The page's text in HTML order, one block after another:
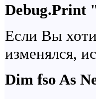
Debug.Print
Если Вы
изменялся,
Dim fso As